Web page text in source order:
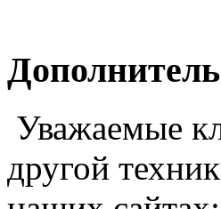
Уважаемые
другой